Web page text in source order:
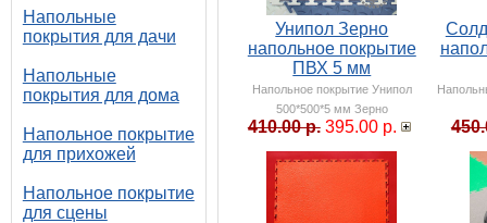
Напольные
покрытия для дачи
Напольные
покрытия для дома
Напольное покрытие
для прихожей
Напольное покрытие
для сцены
Унипол Зерно
напольное покрытие
ПВХ 5 мм
Напольное покрытие Унипол
500*500*5 мм Зерно
410.00 р. 395.00 р.